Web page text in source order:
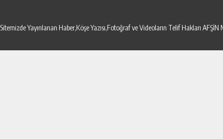
Sitemizde Yayınlanan Haber,Köşe Yazısı,Fotoğraf ve Videoların Telif Hakları